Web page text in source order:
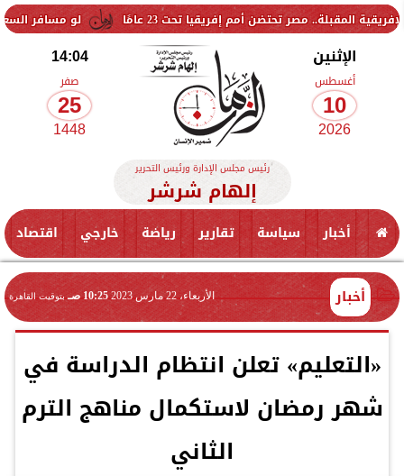
لو مسافر السعودية... سعر الريال السعودي تحتضن أمم إفريقيا تحت 23 عامًا
الإثنين
أغسطس
10
2026
14:04
صفر
25
1448
رئيس مجلس الإدارة ورئيس التحرير
إلهام شرشر
أخبار سياسة تقارير رياضة خارجي اقتصاد
أخبار الأربعاء، 22 مارس 2023 10:25 صـ بتوقيت القاهرة
«التعليم» تعلن انتظام الدراسة في
شهر رمضان لاستكمال مناهج الترم
الثاني